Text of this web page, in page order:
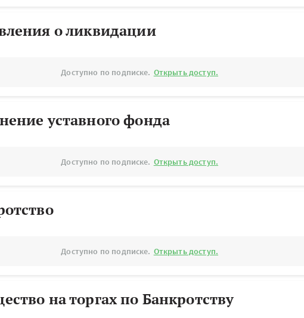
о ликвидации
Доступно по подписке. Открыть доступ.
уставного фонда
Доступно по подписке. Открыть доступ.
Доступно по подписке. Открыть доступ.
на торгах по Банкротству